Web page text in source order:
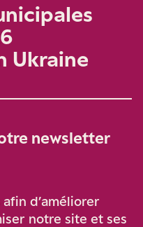
Ukraine
newsletter
d’améliorer
notre site et ses